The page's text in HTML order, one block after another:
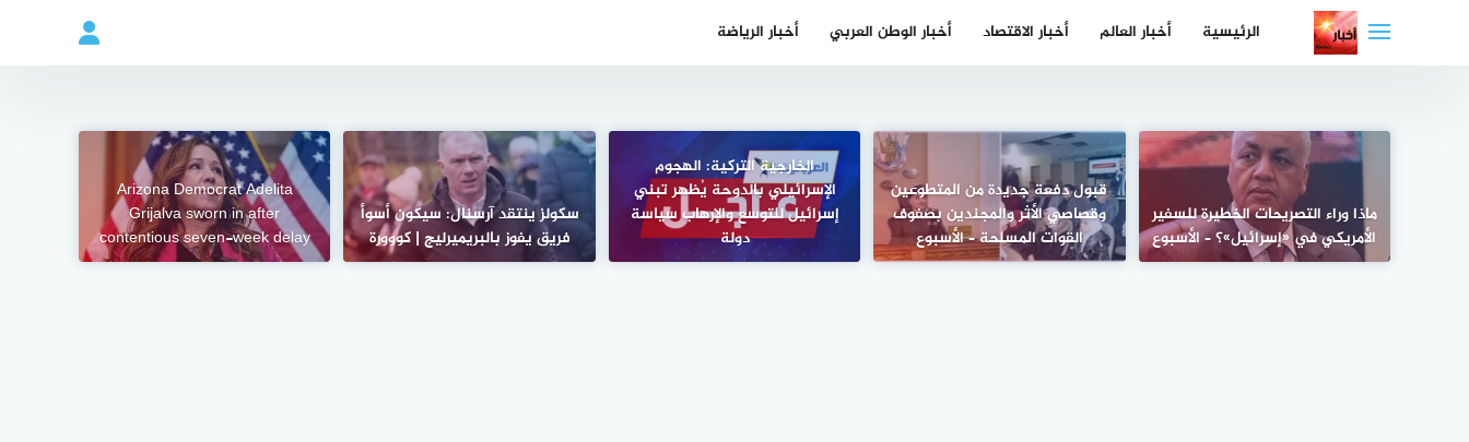
الرئيسية أخبار العالم أخبار الاقتصاد أخبار الوطن العربي أخبار الرياضة
ماذا وراء التصريحات الخطيرة للسفير
الأمريكي في «إسرائيل»؟ – الأسبوع
قبول دفعة جديدة من المتطوعين
وقصاصي الأثر والمجندين بصفوف
القوات المسلحة – الأسبوع
الخارجية التركية: الهجوم
الإسرائيلي بالدوحة يُظهر تبني
إسرائيل للتوسع والإرهاب سياسة
دولة
سكولز ينتقد آرسنال: سيكون أسوأ
فريق يفوز بالبريميرليج | كووورة
Arizona Democrat Adelita
Grijalva sworn in after
contentious seven-week delay